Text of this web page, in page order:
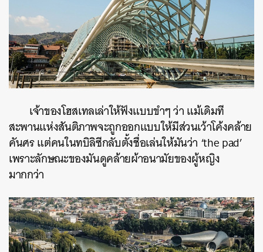
เจ้าของโฮสเทลเล่าให้ฟังแบบขำๆ ว่า แม้เดิมที
สะพานแห่งสันติภาพจะถูกออกแบบให้มีส่วนเว้าโค้งคล้าย
คันศร แต่คนในทบิลิซีกลับตั้งชื่อเล่นให้มันว่า ‘the pad’
เพราะลักษณะของมันดูคล้ายผ้าอนามัยของผู้หญิง
มากกว่า